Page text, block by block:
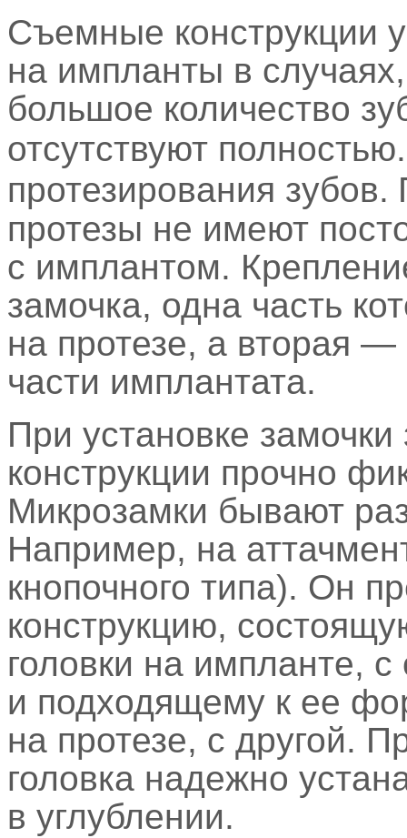
Съемные конструкции
на импланты в случаях,
большое количество
отсутствуют полностью.
протезирования зубов.
протезы не имеют
с имплантом.
замочка, одна часть
на протезе, а вторая
части имплантата.
При установке
конструкции прочно
Микрозамки бывают
Например, на
кнопочного типа). Он
конструкцию,
головки на импланте,
и подходящему к ее
на протезе, с другой.
головка надежно
в углублении.